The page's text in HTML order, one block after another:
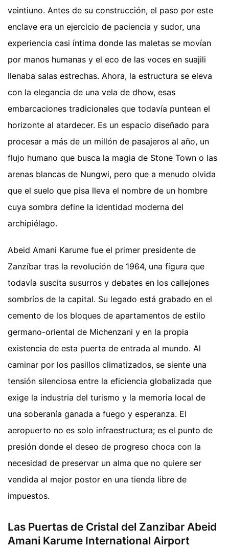
veintiuno. Antes de su construcción, el paso por este
enclave era un ejercicio de paciencia y sudor, una
experiencia casi íntima donde las maletas se movían
por manos humanas y el eco de las voces en suajili
llenaba salas estrechas. Ahora, la estructura se eleva
con la elegancia de una vela de dhow, esas
embarcaciones tradicionales que todavía puntean el
horizonte al atardecer. Es un espacio diseñado para
procesar a más de un millón de pasajeros al año, un
flujo humano que busca la magia de Stone Town o las
arenas blancas de Nungwi, pero que a menudo olvida
que el suelo que pisa lleva el nombre de un hombre
cuya sombra define la identidad moderna del
archipiélago.
Abeid Amani Karume fue el primer presidente de
Zanzíbar tras la revolución de 1964, una figura que
todavía suscita susurros y debates en los callejones
sombríos de la capital. Su legado está grabado en el
cemento de los bloques de apartamentos de estilo
germano-oriental de Michenzani y en la propia
existencia de esta puerta de entrada al mundo. Al
caminar por los pasillos climatizados, se siente una
tensión silenciosa entre la eficiencia globalizada que
exige la industria del turismo y la memoria local de
una soberanía ganada a fuego y esperanza. El
aeropuerto no es solo infraestructura; es el punto de
presión donde el deseo de progreso choca con la
necesidad de preservar un alma que no quiere ser
vendida al mejor postor en una tienda libre de
impuestos.
Las Puertas de Cristal del Zanzibar Abeid
Amani Karume International Airport